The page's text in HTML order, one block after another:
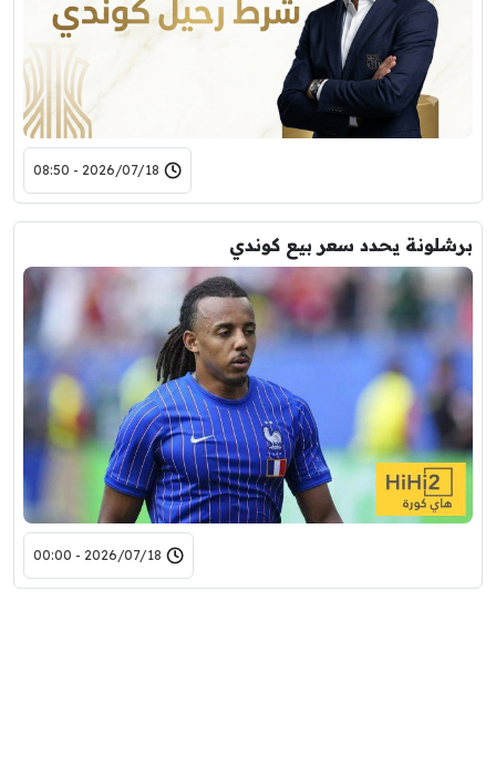
2026/07/18 - 08:50
برشلونة يحدد سعر بيع كوندي
2026/07/18 - 00:00